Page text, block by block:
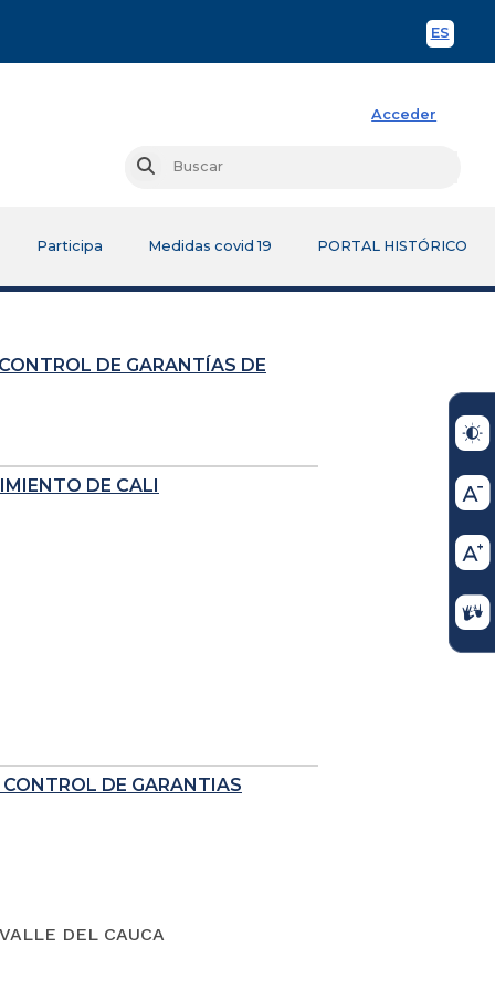
ES
Acceder
Buscar
Participa Medidas covid 19 PORTAL HISTÓRICO
DE GARANTÍAS DE
DE CALI
DE GARANTIAS
DEL CAUCA